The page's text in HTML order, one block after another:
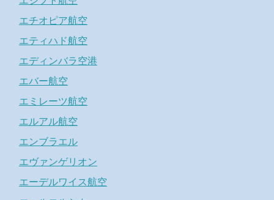
エチオピア航空
エティハド航空
エディンバラ空港
エバー航空
エミレーツ航空
エルアル航空
エンブラエル
エヴァンゲリオン
エーデルワイス航空